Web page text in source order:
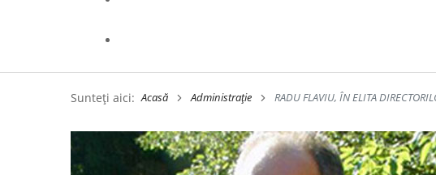
Sunteți aici:Acasă Administrație RADU FLAVIU, ÎN ELITA